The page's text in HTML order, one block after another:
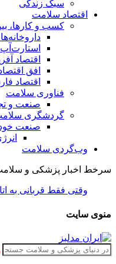
سبک زندگی
اقتصاد سلامت
کسب و کارها،
اقتصاد
افق
اقتصاد
فناوری سلامت
صنعت و
گردشگری
صنعت
وب‌گردی سلامت
سرخط اخبار پزشکی و
وقتی فقط قربانی به
منوی سایت